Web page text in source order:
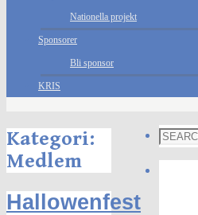
Nationella projekt
Sponsorer
Bli sponsor
KRIS
Kategori:
Medlem
Hallowenfest
Search
for: